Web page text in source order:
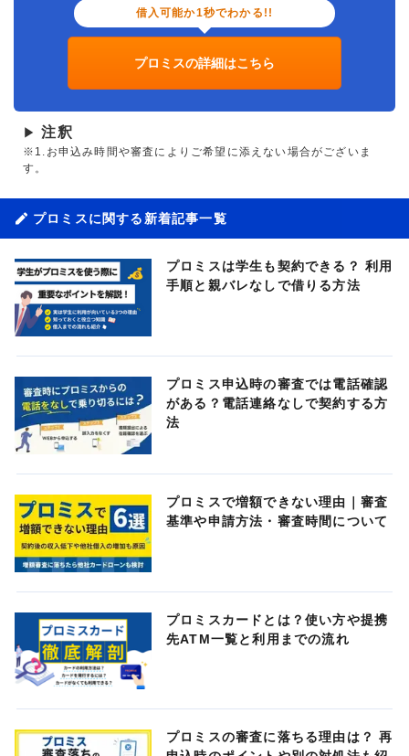
借入可能か1秒でわかる!!
プロミスの詳細はこちら
▶ 注釈
※1.お申込み時間や審査によりご希望に添えない場合がございま
す。
プロミスに関する新着記事一覧
プロミスは学生も契約できる？ 利用
手順と親バレなしで借りる方法
プロミス申込時の審査では電話確認
がある？電話連絡なしで契約する方
法
プロミスで増額できない理由｜審査
基準や申請方法・審査時間について
プロミスカードとは？使い方や提携
先ATM一覧と利用までの流れ
プロミスの審査に落ちる理由は？ 再